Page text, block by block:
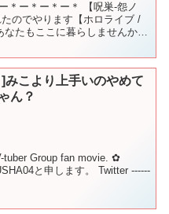
＊ー＊ー＊ー＊ 【呪巣-怨ノ
のでやります【ホロライブ /
たもここに暮らしませんか？
]みこより上手いのやめて
ん？
tuber Group fan movie. ✿
と申します。 Twitter ------